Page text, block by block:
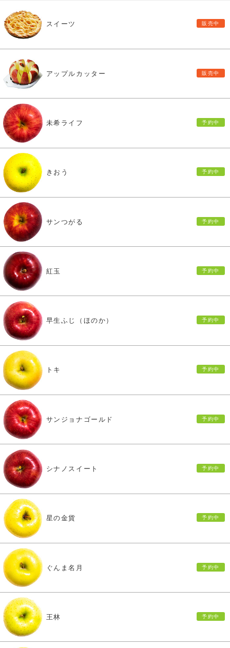
スイーツ
アップルカッター
未希ライフ
きおう
サンつがる
紅玉
早生ふじ（ほのか）
トキ
サンジョナゴールド
シナノスイート
星の金貨
ぐんま名月
王林